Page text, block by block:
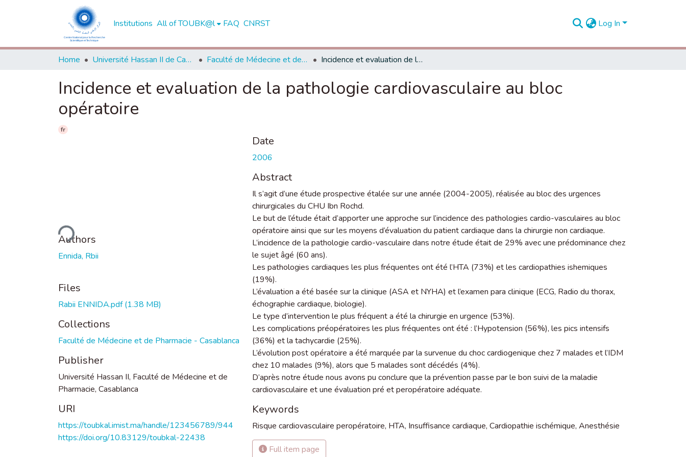
Institutions All of TOUBK@l FAQ CNRST Log In
Home Université Hassan II de Casablanca Faculté de Médecine et de Pharmacie - Casablanca Incidence et evaluation de la pathologie cardiovasculaire au bloc opératoire
Incidence et evaluation de la pathologie cardiovasculaire au bloc
opératoire
fr
Loading...
Authors
Ennida, Rbii
Files
Rabii ENNIDA.pdf(1.38 MB)
Collections
Faculté de Médecine et de Pharmacie - Casablanca
Publisher
Université Hassan II, Faculté de Médecine et de
Pharmacie, Casablanca
URI
https://toubkal.imist.ma/handle/123456789/944
https://doi.org/10.83129/toubkal-22438
Date
2006
Abstract
Il s’agit d’une étude prospective étalée sur une année (2004-2005), réalisée au bloc des urgences
chirurgicales du CHU Ibn Rochd.
Le but de l’étude était d’apporter une approche sur l’incidence des pathologies cardio-vasculaires au bloc
opératoire ainsi que sur les moyens d’évaluation du patient cardiaque dans la chirurgie non cardiaque.
L’incidence de la pathologie cardio-vasculaire dans notre étude était de 29% avec une prédominance chez
le sujet âgé (60 ans).
Les pathologies cardiaques les plus fréquentes ont été l’HTA (73%) et les cardiopathies ishemiques
(19%).
L’évaluation a été basée sur la clinique (ASA et NYHA) et l’examen para clinique (ECG, Radio du thorax,
échographie cardiaque, biologie).
Le type d’intervention le plus fréquent a été la chirurgie en urgence (53%).
Les complications préopératoires les plus fréquentes ont été : l’Hypotension (56%), les pics intensifs
(36%) et la tachycardie (25%).
L’évolution post opératoire a été marquée par la survenue du choc cardiogenique chez 7 malades et l’IDM
chez 10 malades (9%), alors que 5 malades sont décédés (4%).
D’après notre étude nous avons pu conclure que la prévention passe par le bon suivi de la maladie
cardiovasculaire et une évaluation pré et peropératoire adéquate.
Keywords
Risque cardiovasculaire peropératoire, HTA, Insuffisance cardiaque, Cardiopathie ischémique, Anesthésie
Full item page